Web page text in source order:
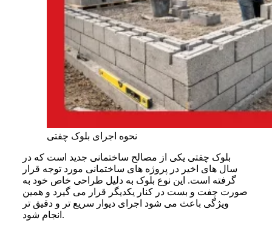
نحوه اجرای بلوک چفتی
بلوک چفتی یکی از مصالح ساختمانی جدید است که در
سال های اخیر در پروژه های ساختمانی مورد توجه قرار
گرفته است. این نوع بلوک به دلیل طراحی خاص خود به
صورت چفت و بست در کنار یکدیگر قرار می گیرد و همین
ویژگی باعث می شود اجرای دیوار سریع تر و دقیق تر
انجام شود.